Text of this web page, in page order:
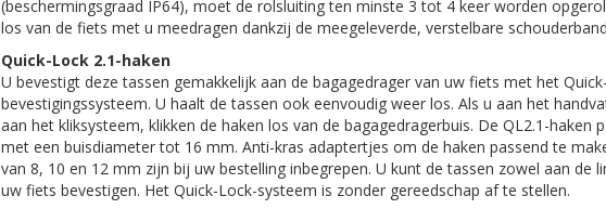
(beschermingsgraad IP64), moet de rolsluiting ten minste 3 tot 4 keer worden
los van de fiets met u meedragen dankzij de meegeleverde, verstelbare
Quick-Lock 2.1-haken
U bevestigt deze tassen gemakkelijk aan de bagagedrager van uw fiets met het
bevestigingssysteem. U haalt de tassen ook eenvoudig weer los. Als u aan het
aan het kliksysteem, klikken de haken los van de bagagedragerbuis. De QL2.1-haken
met een buisdiameter tot 16 mm. Anti-kras adaptertjes om de haken passend te
van 8, 10 en 12 mm zijn bij uw bestelling inbegrepen. U kunt de tassen zowel aan de
uw fiets bevestigen. Het Quick-Lock-systeem is zonder gereedschap af te stellen.